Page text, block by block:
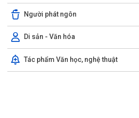
Thông tin chung
Tổ chức bộ máy
Người phát ngôn
Di sản - Văn hóa